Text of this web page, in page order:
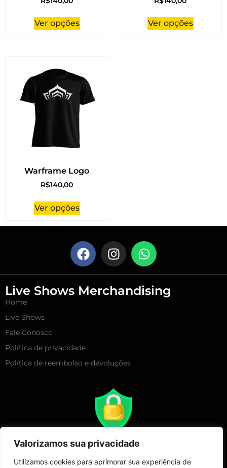
Valorizamos sua privacidade
Utilizamos cookies para aprimorar sua experiência de
Ver opções Ver opções
Warframe Logo
R$140,00
Ver opções
Live Shows Merchandising
Home
Live Shows
Fale Conosco
Política de privacidade
Política de reembolso e devoluções